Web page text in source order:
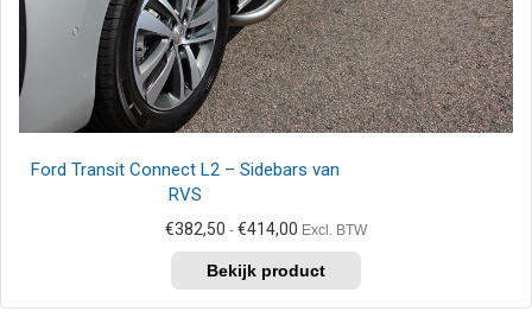
Ford Transit Connect L2 – Sidebars van
RVS
€382,50 - €414,00 Prijsklasse:
tot
€414,00
Excl. BTW
product
heeft